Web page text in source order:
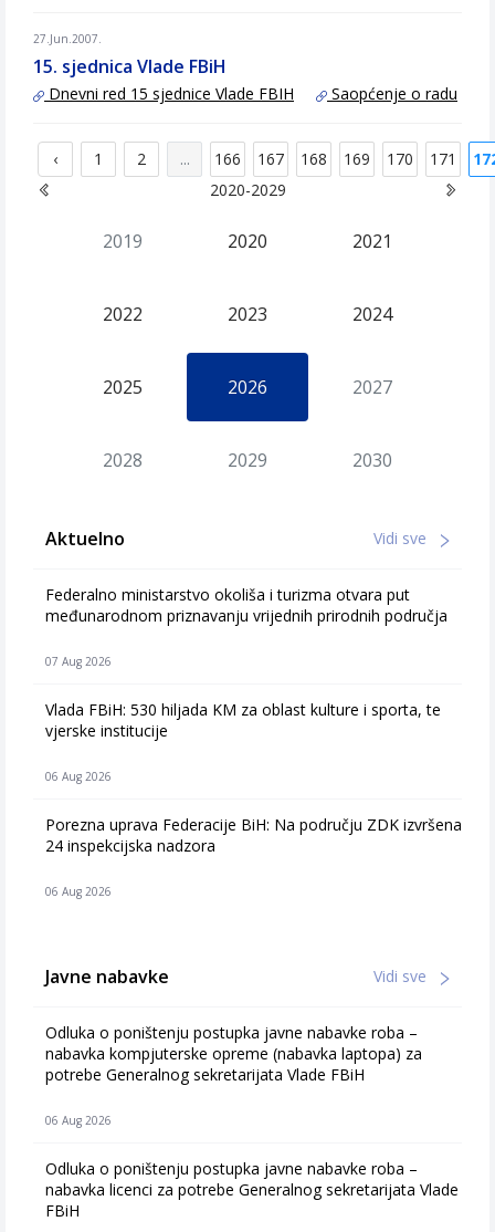
27.Jun.2007.
15. sjednica Vlade FBiH
Dnevni red 15 sjednice Vlade FBIH Saopćenje o radu
‹ 1 2 ... 166 167 168 169 170 171
2020-2029
2019 2020 2021
2022 2023 2024
2025 2026 2027
2028 2029 2030
Aktuelno Vidi sve
Federalno ministarstvo okoliša i turizma otvara put
međunarodnom priznavanju vrijednih prirodnih područja
07 Aug 2026
Vlada FBiH: 530 hiljada KM za oblast kulture i sporta, te
vjerske institucije
06 Aug 2026
Porezna uprava Federacije BiH: Na području ZDK izvršena
24 inspekcijska nadzora
06 Aug 2026
Javne nabavke Vidi sve
Odluka o poništenju postupka javne nabavke roba –
nabavka kompjuterske opreme (nabavka laptopa) za
potrebe Generalnog sekretarijata Vlade FBiH
06 Aug 2026
Odluka o poništenju postupka javne nabavke roba –
nabavka licenci za potrebe Generalnog sekretarijata Vlade
FBiH